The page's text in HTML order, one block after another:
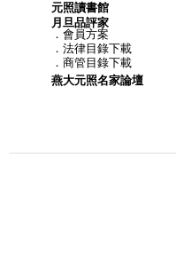
元照讀書館
月旦品評家
． 會員方案
． 法律目錄下載
． 商管目錄下載
燕大元照名家論壇